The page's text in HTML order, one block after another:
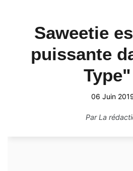
Saweetie
puissante
06 Juin
ParLa